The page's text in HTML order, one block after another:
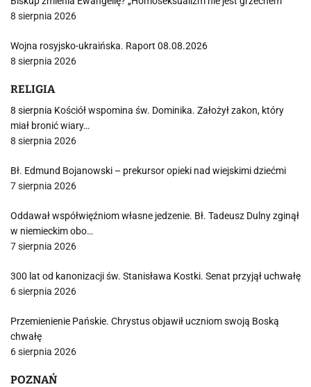
8 sierpnia 2026
Wojna rosyjsko-ukraińska. Raport 08.08.2026
8 sierpnia 2026
RELIGIA
8 sierpnia Kościół wspomina św. Dominika. Założył zakon, który
miał bronić wiary…
8 sierpnia 2026
Bł. Edmund Bojanowski – prekursor opieki nad wiejskimi dziećmi
7 sierpnia 2026
Oddawał współwięźniom własne jedzenie. Bł. Tadeusz Dulny zginął
w niemieckim obo…
7 sierpnia 2026
300 lat od kanonizacji św. Stanisława Kostki. Senat przyjął uchwałę
6 sierpnia 2026
Przemienienie Pańskie. Chrystus objawił uczniom swoją Boską
chwałę
6 sierpnia 2026
POZNAŃ